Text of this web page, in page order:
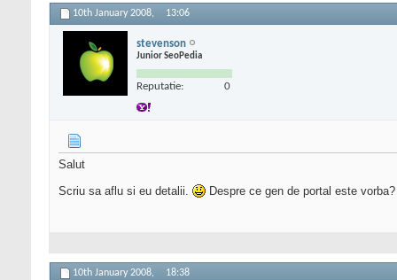
10th January 2008, 13:06
stevenson
Junior SeoPedia
Reputatie: 0
Salut
Scriu sa aflu si eu detalii.
Despre ce gen de portal este vorba?
10th January 2008, 18:38